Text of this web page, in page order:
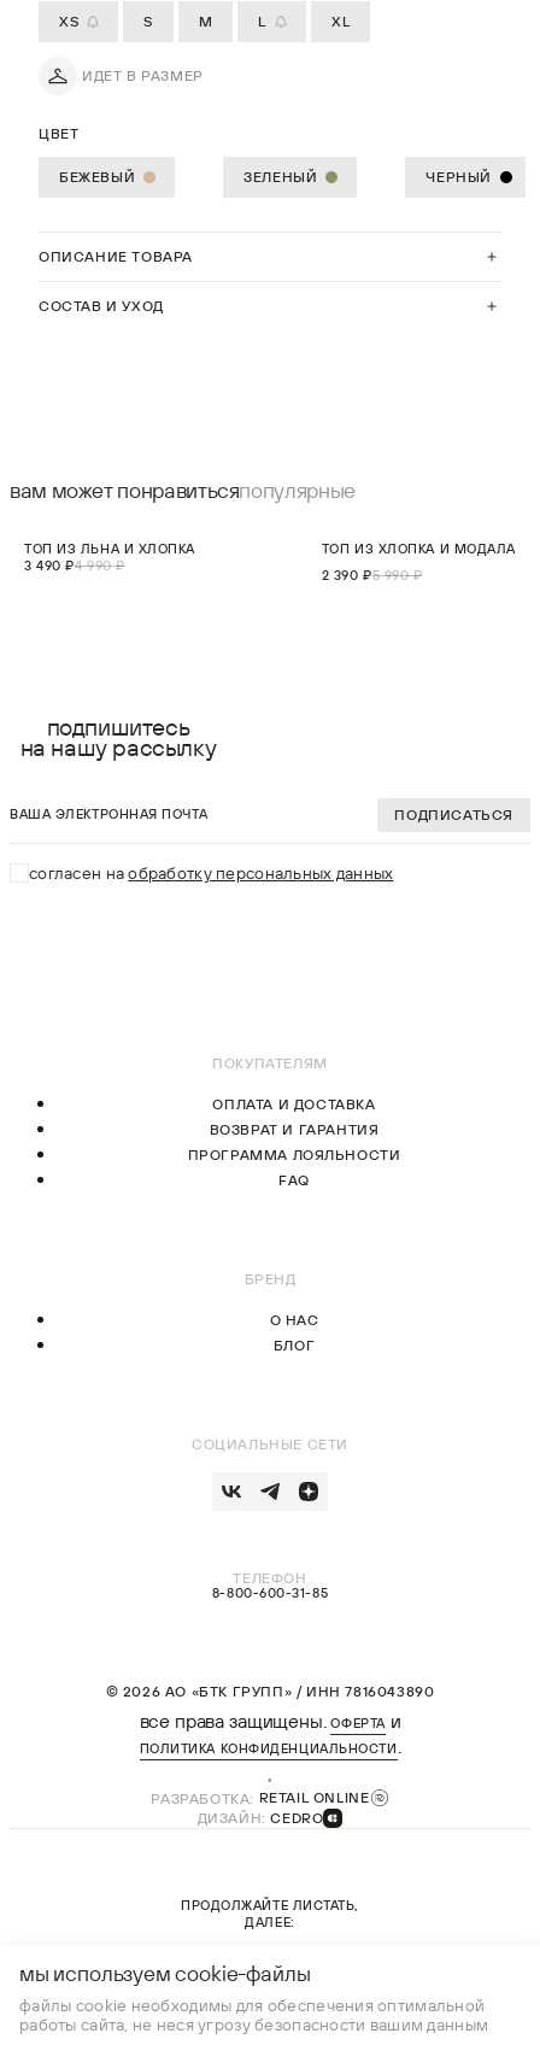
ОПИСАНИЕ ТОВАРА
СОСТАВ И УХОД
XS S M L XL
ИДЕТ В РАЗМЕР
ЦВЕТ
БЕЖЕВЫЙ ЗЕЛЕНЫЙ ЧЕРНЫЙ
вам может понравитьсяпопулярные
S
ТОП ИЗ ЛЬНА И ХЛОПКА
3 490 ₽4 990 ₽
ТОП ИЗ ХЛОПКА И МОДАЛА
2 390 ₽5 990 ₽
подпишитесь
на нашу рассылку
ПОДПИСАТЬСЯ
согласен наобработку персональных данных
СОЦИАЛЬНЫЕ СЕТИ
ТЕЛЕФОН
8-800-600-31-85
ПОКУПАТЕЛЯМ
ОПЛАТА И ДОСТАВКА
ВОЗВРАТ И ГАРАНТИЯ
ПРОГРАММА ЛОЯЛЬНОСТИ
FAQ
БРЕНД
О НАС
БЛОГ
© 2026 АО «БТК ГРУПП» / ИНН 7816043890
все права защищены.ОФЕРТА и
ПОЛИТИКА КОНФИДЕНЦИАЛЬНОСТИ
РАЗРАБОТКА: RETAIL ONLINE
ДИЗАЙН:CEDRO
ПРОДОЛЖАЙТЕ ЛИСТАТЬ,
ДАЛЕЕ:
новая коллекция
мы используем cookie-файлы
файлы cookie необходимы для обеспечения оптимальной
работы сайта, не неся угрозу безопасности вашим данным